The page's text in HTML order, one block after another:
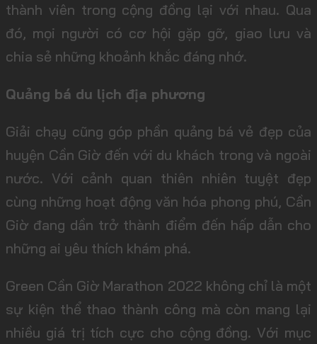
thành viên trong cộng đồng lại với nhau. Qua
đó, mọi người có cơ hội gặp gỡ, giao lưu và
chia sẻ những khoảnh khắc đáng nhớ.
Quảng bá du lịch địa phương
Giải chạy cũng góp phần quảng bá vẻ đẹp của
huyện Cần Giờ đến với du khách trong và ngoài
nước. Với cảnh quan thiên nhiên tuyệt đẹp
cùng những hoạt động văn hóa phong phú, Cần
Giờ đang dần trở thành điểm đến hấp dẫn cho
những ai yêu thích khám phá.
Green Cần Giờ Marathon 2022 không chỉ là một
sự kiện thể thao thành công mà còn mang lại
nhiều giá trị tích cực cho cộng đồng. Với mục